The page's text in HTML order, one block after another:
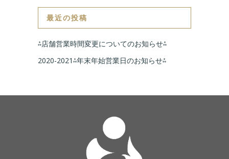
最近の投稿
⁂店舗営業時間変更についてのお知らせ⁂
2020-2021⁂年末年始営業日のお知らせ⁂